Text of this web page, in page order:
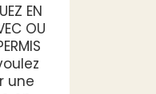
EN
OU
une